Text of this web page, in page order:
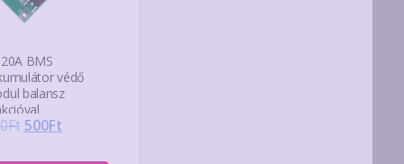
BMS
védő
balansz
Ft Original
500FtCurrent